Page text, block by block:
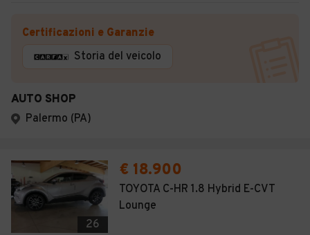
Certificazioni e Garanzie
Storia del veicolo
AUTO SHOP
Palermo (PA)
26
€ 18.900
TOYOTA C-HR 1.8 Hybrid E-CVT
Lounge